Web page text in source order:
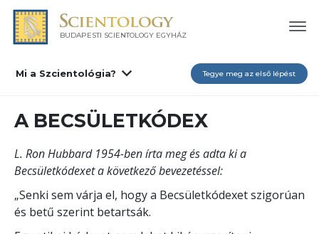
BUDAPESTI SCIENTOLOGY EGYHÁZ
Mi a Szcientológia? Tegye meg az első lépést
A BECSÜLETKÓDEX
L. Ron Hubbard 1954-ben írta meg és adta ki a
Becsületkódexet a következő bevezetéssel:
„Senki sem várja el, hogy a Becsületkódexet szigorúan
és betű szerint betartsák.